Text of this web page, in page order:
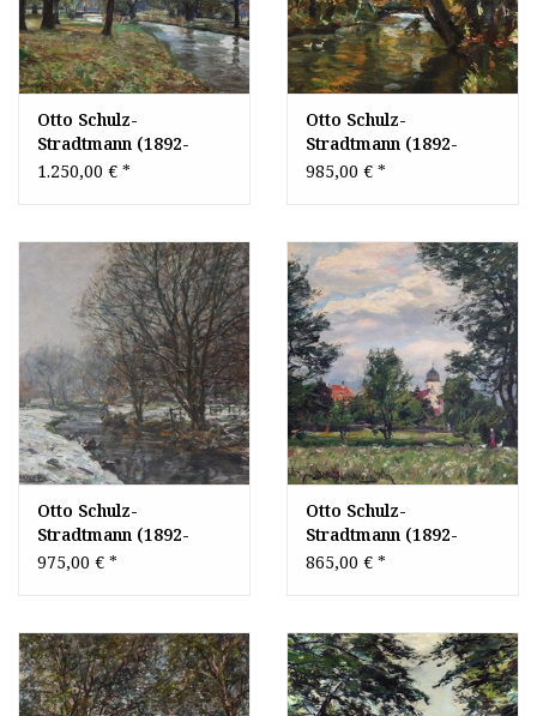
Otto Schulz-
Stradtmann (1892-
1960) » Öl-Gemälde
Parklandschaft
Englischer Garten
München süddeutsche
Malerei
1.250,00 € *
Otto Schulz-
Stradtmann (1892-
1960) » Öl-Gemälde
München Herbst
Landschaft
985,00 € *
Otto Schulz-
Stradtmann (1892-
1960) » Öl-Gemälde
Schnee
Winterlandschaft
Hamburger Münchner
Maler
975,00 € *
Otto Schulz-
Stradtmann (1892-
1960) » Öl-Gemälde
München Obermenzing
süddeutsche Malerei
865,00 € *